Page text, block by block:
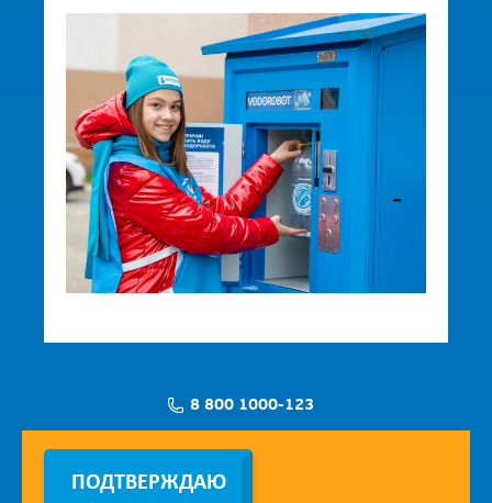
8 800 1000-123
Заявка на установку
ПОДТВЕРЖДАЮ